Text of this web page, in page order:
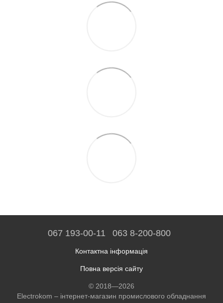
067 193-00-11 063 8-200-800
Контактна інформація
Повна версія сайту
© 2018—2026
Electrokom – інтернет-магазин промислового обладнання